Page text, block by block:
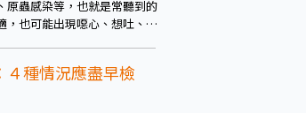
原蟲感染等，也就是常聽到的
，也可能出現噁心、想吐、發
可視為副作用的一種。
種情況應盡早檢